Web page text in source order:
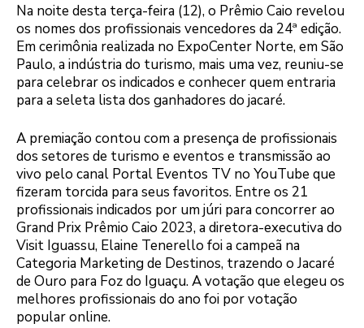
Na noite desta terça-feira (12), o Prêmio Caio revelou
os nomes dos profissionais vencedores da 24ª edição.
Em cerimônia realizada no ExpoCenter Norte, em São
Paulo, a indústria do turismo, mais uma vez, reuniu-se
para celebrar os indicados e conhecer quem entraria
para a seleta lista dos ganhadores do jacaré.
A premiação contou com a presença de profissionais
dos setores de turismo e eventos e transmissão ao
vivo pelo canal Portal Eventos TV no YouTube que
fizeram torcida para seus favoritos. Entre os 21
profissionais indicados por um júri para concorrer ao
Grand Prix Prêmio Caio 2023, a diretora-executiva do
Visit Iguassu, Elaine Tenerello foi a campeã na
Categoria Marketing de Destinos, trazendo o Jacaré
de Ouro para Foz do Iguaçu. A votação que elegeu os
melhores profissionais do ano foi por votação
popular online.